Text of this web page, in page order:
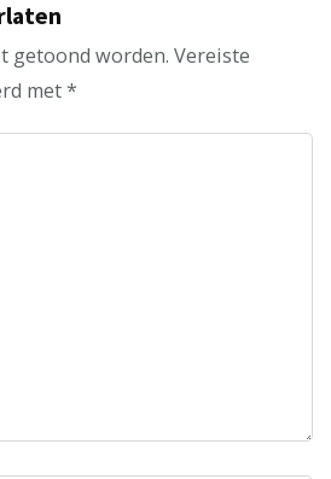
getoond worden. Vereiste
met*